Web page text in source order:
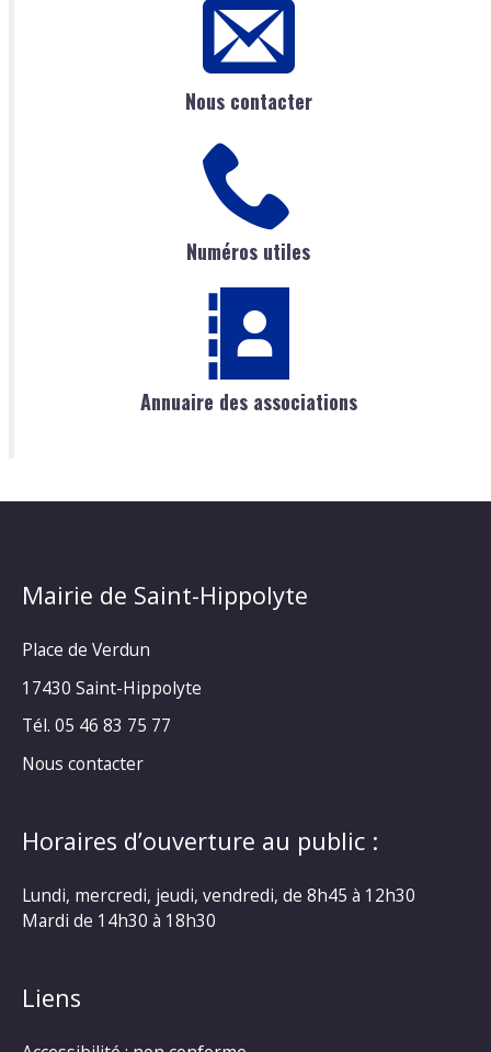
Nous contacter
Numéros utiles
Annuaire des associations
Mairie de Saint-Hippolyte
Place de Verdun
17430 Saint-Hippolyte
Tél. 05 46 83 75 77
Nous contacter
Horaires d’ouverture au public :
Lundi, mercredi, jeudi, vendredi, de 8h45 à 12h30
Mardi de 14h30 à 18h30
Liens